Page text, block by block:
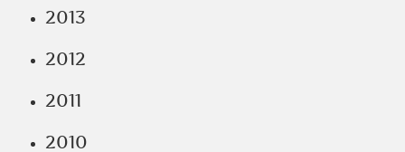
2013
2012
2011
2010